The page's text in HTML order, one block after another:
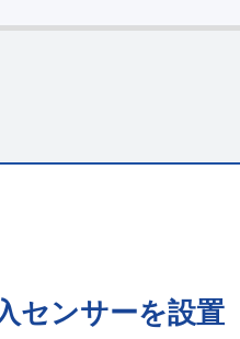
センサーを設置